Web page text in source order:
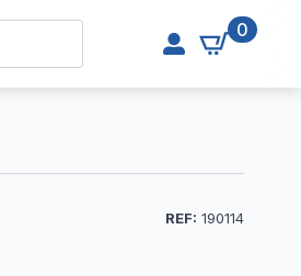
0
REF: 190114